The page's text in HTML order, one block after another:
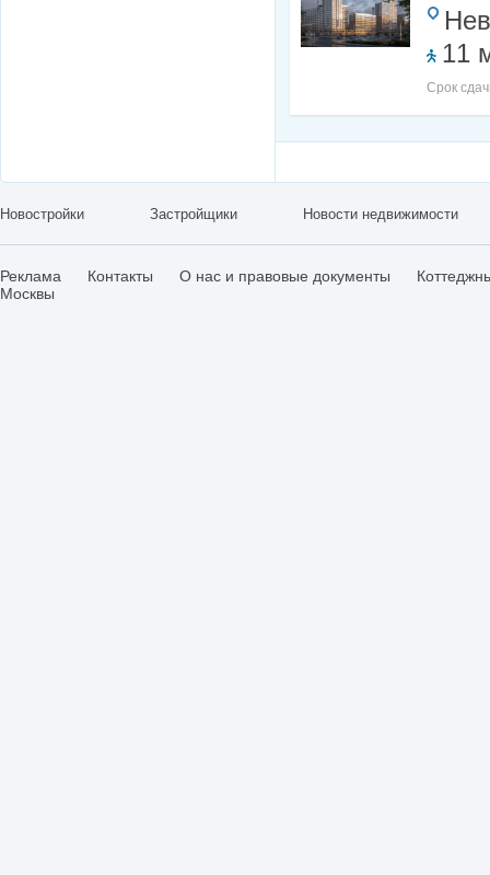
11
Срок
Новостройки Застройщики Новости недвижимости
Реклама Контакты О нас и правовые документы
Москвы